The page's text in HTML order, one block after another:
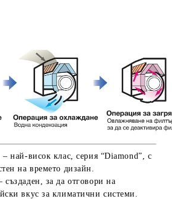
– най-висок клас, серия “Diamond”, с
на времето дизайн.
създаден, за да отговори на
вкус за климатични системи.